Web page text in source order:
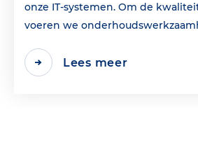
onze IT-systemen. Om de
voeren we
Lees meer